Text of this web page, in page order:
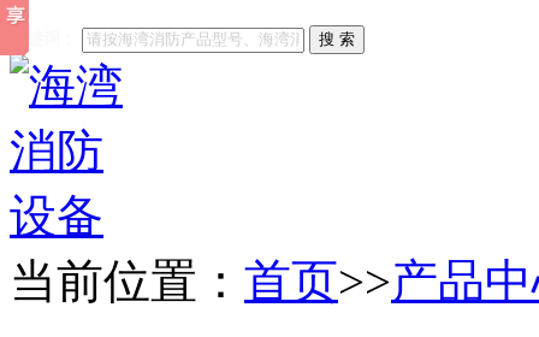
他们都在搜索:
搜 索
当前位置： 首页>>产品